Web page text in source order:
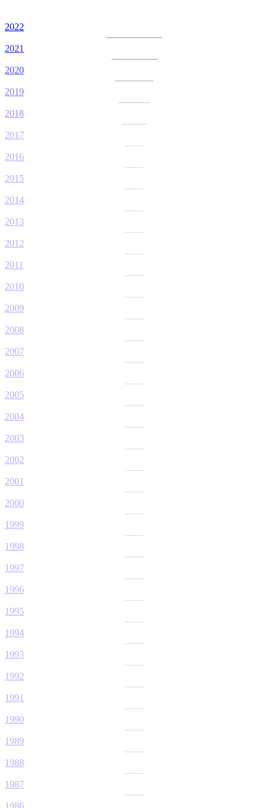
2022
2021
2020
2019
2018
2017
2016
2015
2014
2013
2012
2011
2010
2009
2008
2007
2006
2005
2004
2003
2002
2001
2000
1999
1998
1997
1996
1995
1994
1993
1992
1991
1990
1989
1988
1987
1986